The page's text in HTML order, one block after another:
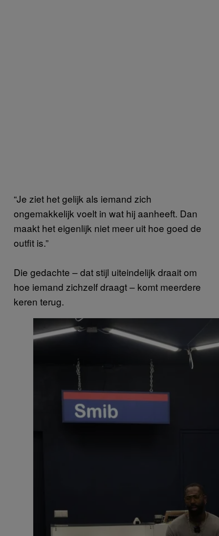
“Je ziet het gelijk als iemand zich
ongemakkelijk voelt in wat hij aanheeft. Dan
maakt het eigenlijk niet meer uit hoe goed de
outfit is.”
Die gedachte – dat stijl uiteindelijk draait om
hoe iemand zichzelf draagt – komt meerdere
keren terug.